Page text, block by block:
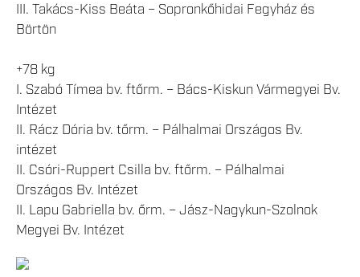
III. Takács-Kiss Beáta – Sopronkőhidai Fegyház és
Börtön
+78 kg
I. Szabó Tímea bv. ftőrm. – Bács-Kiskun Vármegyei Bv.
Intézet
II. Rácz Dória bv. tőrm. – Pálhalmai Országos Bv.
intézet
II. Csóri-Ruppert Csilla bv. ftőrm. – Pálhalmai
Országos Bv. Intézet
II. Lapu Gabriella bv. őrm. – Jász-Nagykun-Szolnok
Megyei Bv. Intézet